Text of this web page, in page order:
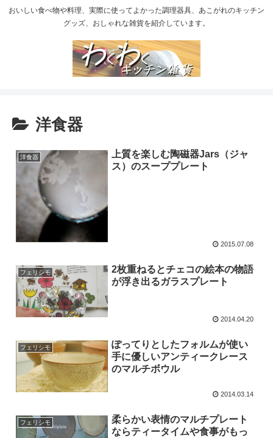
おいしい食べ物や料理、実際に使ってよかった調理器具、あこがれのキッチン
グッズ、おしゃれな雑貨を紹介しています。
洋食器
洋食器
上質を楽しむ陶磁器Jars（ジャ
ス）のスーププレート
2015.07.08
フェリシモ
2枚重ねるとチェコの絵本の物語
が浮き出るガラスプレート
2014.04.20
フェリシモ
ぽってりとしたフォルムが使い
手に優しいアンティークレース
のマルチボウル
2014.03.14
フェリシモ
柔らかい表情のマルチプレート
ならティータイムや食事がもっ